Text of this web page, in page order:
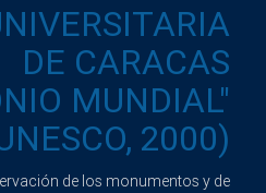
DE CARACAS
MUNDIAL"
2000)
de los monumentos y de